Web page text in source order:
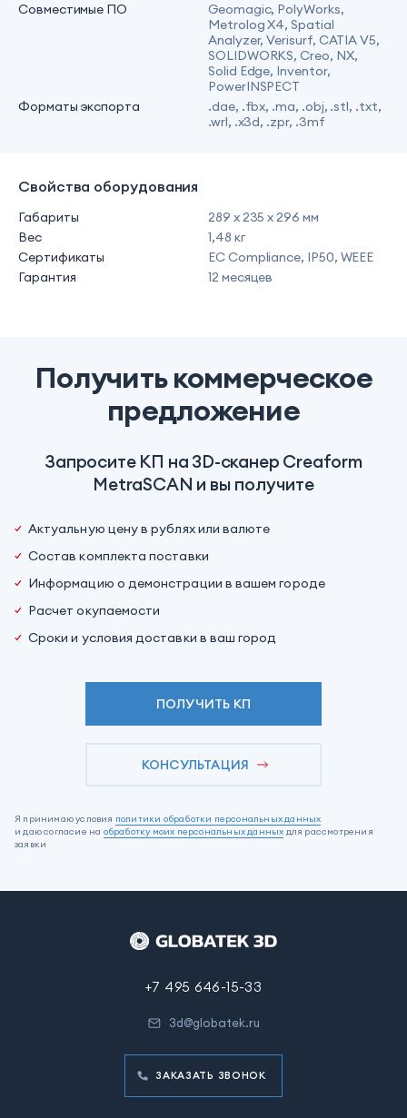
Совместимые ПО
Geomagic, PolyWorks,
Metrolog X4, Spatial
Analyzer, Verisurf, CATIA V5,
SOLIDWORKS, Creo, NX,
Solid Edge, Inventor,
PowerINSPECT
Форматы экспорта
.dae, .fbx, .ma, .obj, .stl, .txt,
.wrl, .x3d, .zpr, .3mf
Свойства оборудования
Габариты
289 x 235 x 296 мм
Вес
1,48 кг
Сертификаты
EC Compliance, IP50, WEEE
Гарантия
12 месяцев
Получить коммерческое
предложение
Запросите КП на 3D-сканер Creaform
MetraSCAN и вы получите
Актуальную цену в рублях или валюте
Состав комплекта поставки
Информацию о демонстрации в вашем городе
Расчет окупаемости
Сроки и условия доставки в ваш город
ПОЛУЧИТЬ КП
КОНСУЛЬТАЦИЯ
Я принимаю условия политики обработки персональных данных
и даю согласие на обработку моих персональных данных для рассмотрения
заявки
+7 495 646-15-33
3d@globatek.ru
ЗАКАЗАТЬ ЗВОНОК